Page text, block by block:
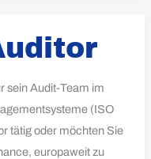
sein Audit-Team im
(ISO
tätig oder möchten Sie
europaweit zu